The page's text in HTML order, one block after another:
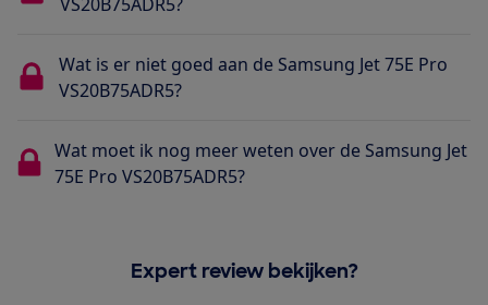
Wat is er niet goed aan de Samsung Jet 75E Pro
VS20B75ADR5?
Wat moet ik nog meer weten over de Samsung Jet
75E Pro VS20B75ADR5?
Expert review bekijken?